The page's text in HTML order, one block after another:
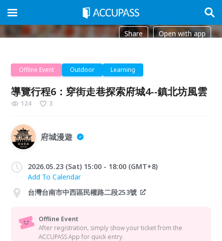
Share Open with app
Offline Event Outdoor Learning
導覽行程6：穿街走巷探索府城4--鎮北坊風雲
124 3
府城漫遊
2026.05.23 (Sat) 15:00 - 18:00 (GMT+8)
Add To Calendar
台灣台南市中西區民權路二段253號
Offline Event
After registration, simply show your ticket from the
ACCUPASS App for quick entry.